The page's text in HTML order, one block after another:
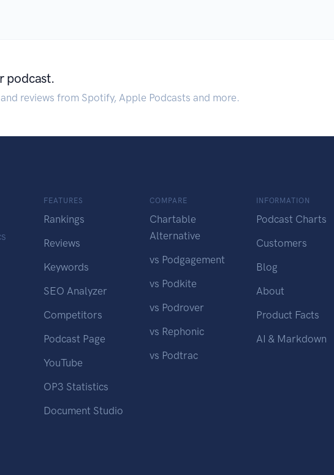
podcast.
reviews from Spotify, Apple Podcasts and more.
FEATURES
Rankings
Reviews
Keywords
SEO Analyzer
Competitors
Podcast Page
YouTube
OP3 Statistics
Document Studio
COMPARE
Chartable
Alternative
vs Podgagement
vs Podkite
vs Podrover
vs Rephonic
vs Podtrac
INFORMATION
Podcast Charts
Customers
Blog
About
Product Facts
AI & Markdown